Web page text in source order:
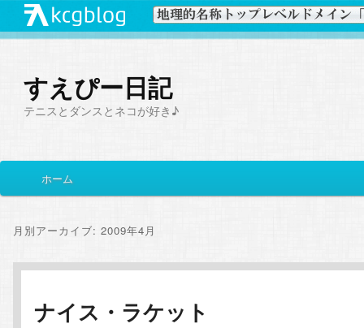
すえぴー日記
テニスとダンスとネコが好き♪
イ
メ
ン
サ
コ
ホーム
月別アーカイブ:2009年4月
ナイス・ラケット